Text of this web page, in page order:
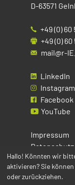
D-63571
+49 (0) 60
+49 (0)
mail@r-
LinkedIn
Instagram
Facebook
YouTube
Impressum
Datenschutz
Cookies
Hallo! Könnten wir
aktivieren? Sie
oder zurückziehen.